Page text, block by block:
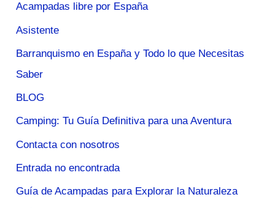
Acampadas libre por España
Asistente
Barranquismo en España y Todo lo que Necesitas
Saber
BLOG
Camping: Tu Guía Definitiva para una Aventura
Contacta con nosotros
Entrada no encontrada
Guía de Acampadas para Explorar la Naturaleza